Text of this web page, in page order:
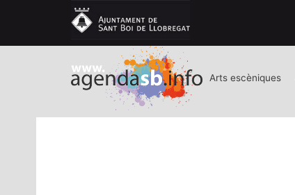
Arts escèniques